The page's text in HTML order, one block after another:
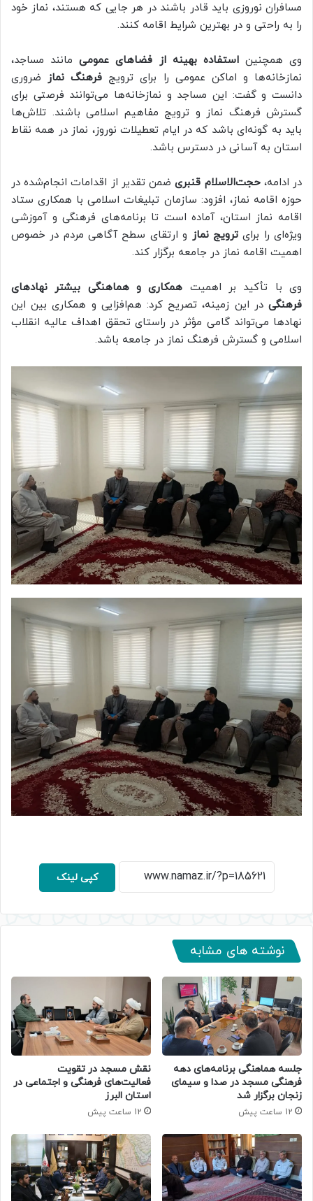
مسافران نوروزی باید قادر باشند در هر جایی که هستند، نماز خود
را به راحتی و در بهترین شرایط اقامه کنند.
وی همچنیناستفاده بهینه از فضاهای عمومیمانند مساجد،
نمازخانه‌ها و اماکن عمومی را برای ترویج فرهنگ نمازضروری
دانست و گفت: این مساجد و نمازخانه‌ها می‌توانند فرصتی برای
گسترش فرهنگ نماز و ترویج مفاهیم اسلامی باشند. تلاش‌ها
باید به گونه‌ای باشد که در ایام تعطیلات نوروز، نماز در همه نقاط
استان به آسانی در دسترس باشد.
در ادامه،حجت‌الاسلام قنبریضمن تقدیر از اقدامات انجام‌شده در
حوزه اقامه نماز، افزود: سازمان تبلیغات اسلامی با همکاری ستاد
اقامه نماز استان، آماده است تا برنامه‌های فرهنگی و آموزشی
ویژه‌ای را برایترویج نماز و ارتقای سطح آگاهی مردم در خصوص
اهمیت اقامه نماز در جامعه برگزار کند.
وی با تأکید بر اهمیت همکاری و هماهنگی بیشتر نهادهای
فرهنگی در این زمینه، تصریح کرد: هم‌افزایی و همکاری بین این
نهادها می‌تواند گامی مؤثر در راستای تحقق اهداف عالیه انقلاب
اسلامی و گسترش فرهنگ نماز در جامعه باشد.
کپی لینک
نوشته های مشابه
جلسه هماهنگی برنامه‌های دهه
فرهنگی مسجد در صدا و سیمای
زنجان برگزار شد
12 ساعت پیش
نقش مسجد در تقویت
فعالیت‌های فرهنگی و اجتماعی در
استان البرز
12 ساعت پیش